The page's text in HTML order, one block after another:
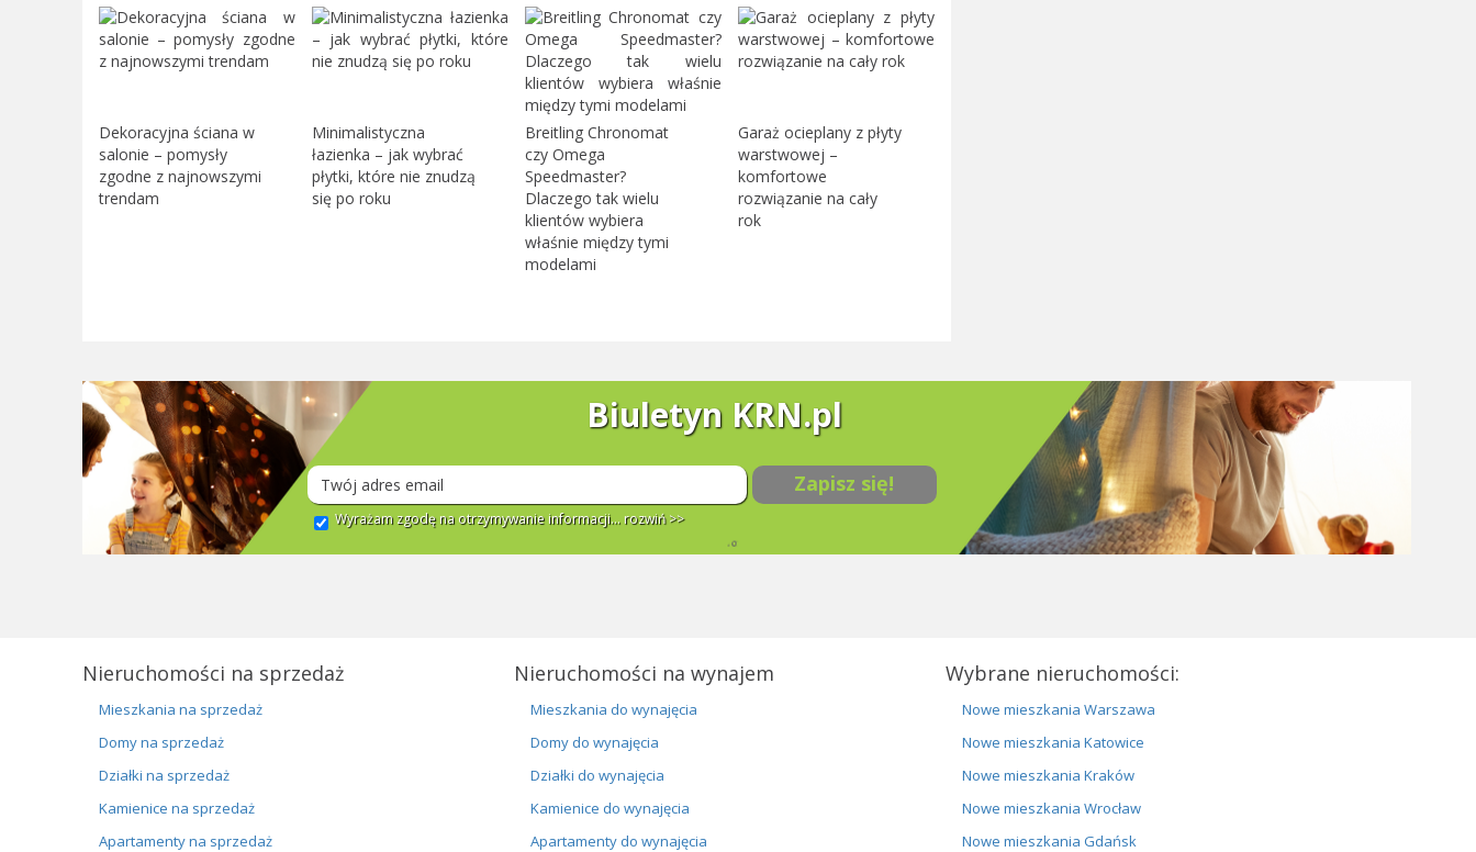
Dekoracyjna ściana w
salonie – pomysły
zgodne z najnowszymi
trendam
Minimalistyczna
łazienka – jak wybrać
płytki, które nie znudzą
się po roku
Breitling Chronomat
czy Omega
Speedmaster?
Dlaczego tak wielu
klientów wybiera
właśnie między tymi
modelami
Garaż ocieplany z płyty
warstwowej –
komfortowe
rozwiązanie na cały
rok
Biuletyn KRN.pl
Zapisz się!
Wyrażam zgodę na otrzymywanie informacji... rozwiń >>
Nieruchomości na sprzedaż
Mieszkania na sprzedaż
Domy na sprzedaż
Działki na sprzedaż
Kamienice na sprzedaż
Apartamenty na sprzedaż
Nieruchomości na wynajem
Mieszkania do wynajęcia
Domy do wynajęcia
Działki do wynajęcia
Kamienice do wynajęcia
Apartamenty do wynajęcia
Wybrane nieruchomości:
Nowe mieszkania Warszawa
Nowe mieszkania Katowice
Nowe mieszkania Kraków
Nowe mieszkania Wrocław
Nowe mieszkania Gdańsk